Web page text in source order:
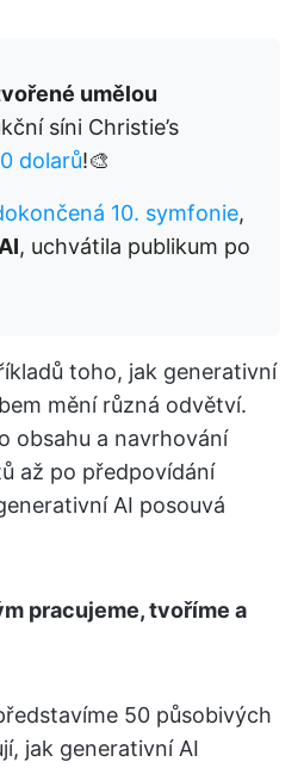
umělou
síni Christie’s
dolarů!🎨
10. symfonie,
, uchvátila publikum po
toho, jak generativní
mění různá odvětví.
obsahu a navrhování
až po předpovídání
AI posouvá
pracujeme, tvoříme a
50 působivých
jak generativní AI